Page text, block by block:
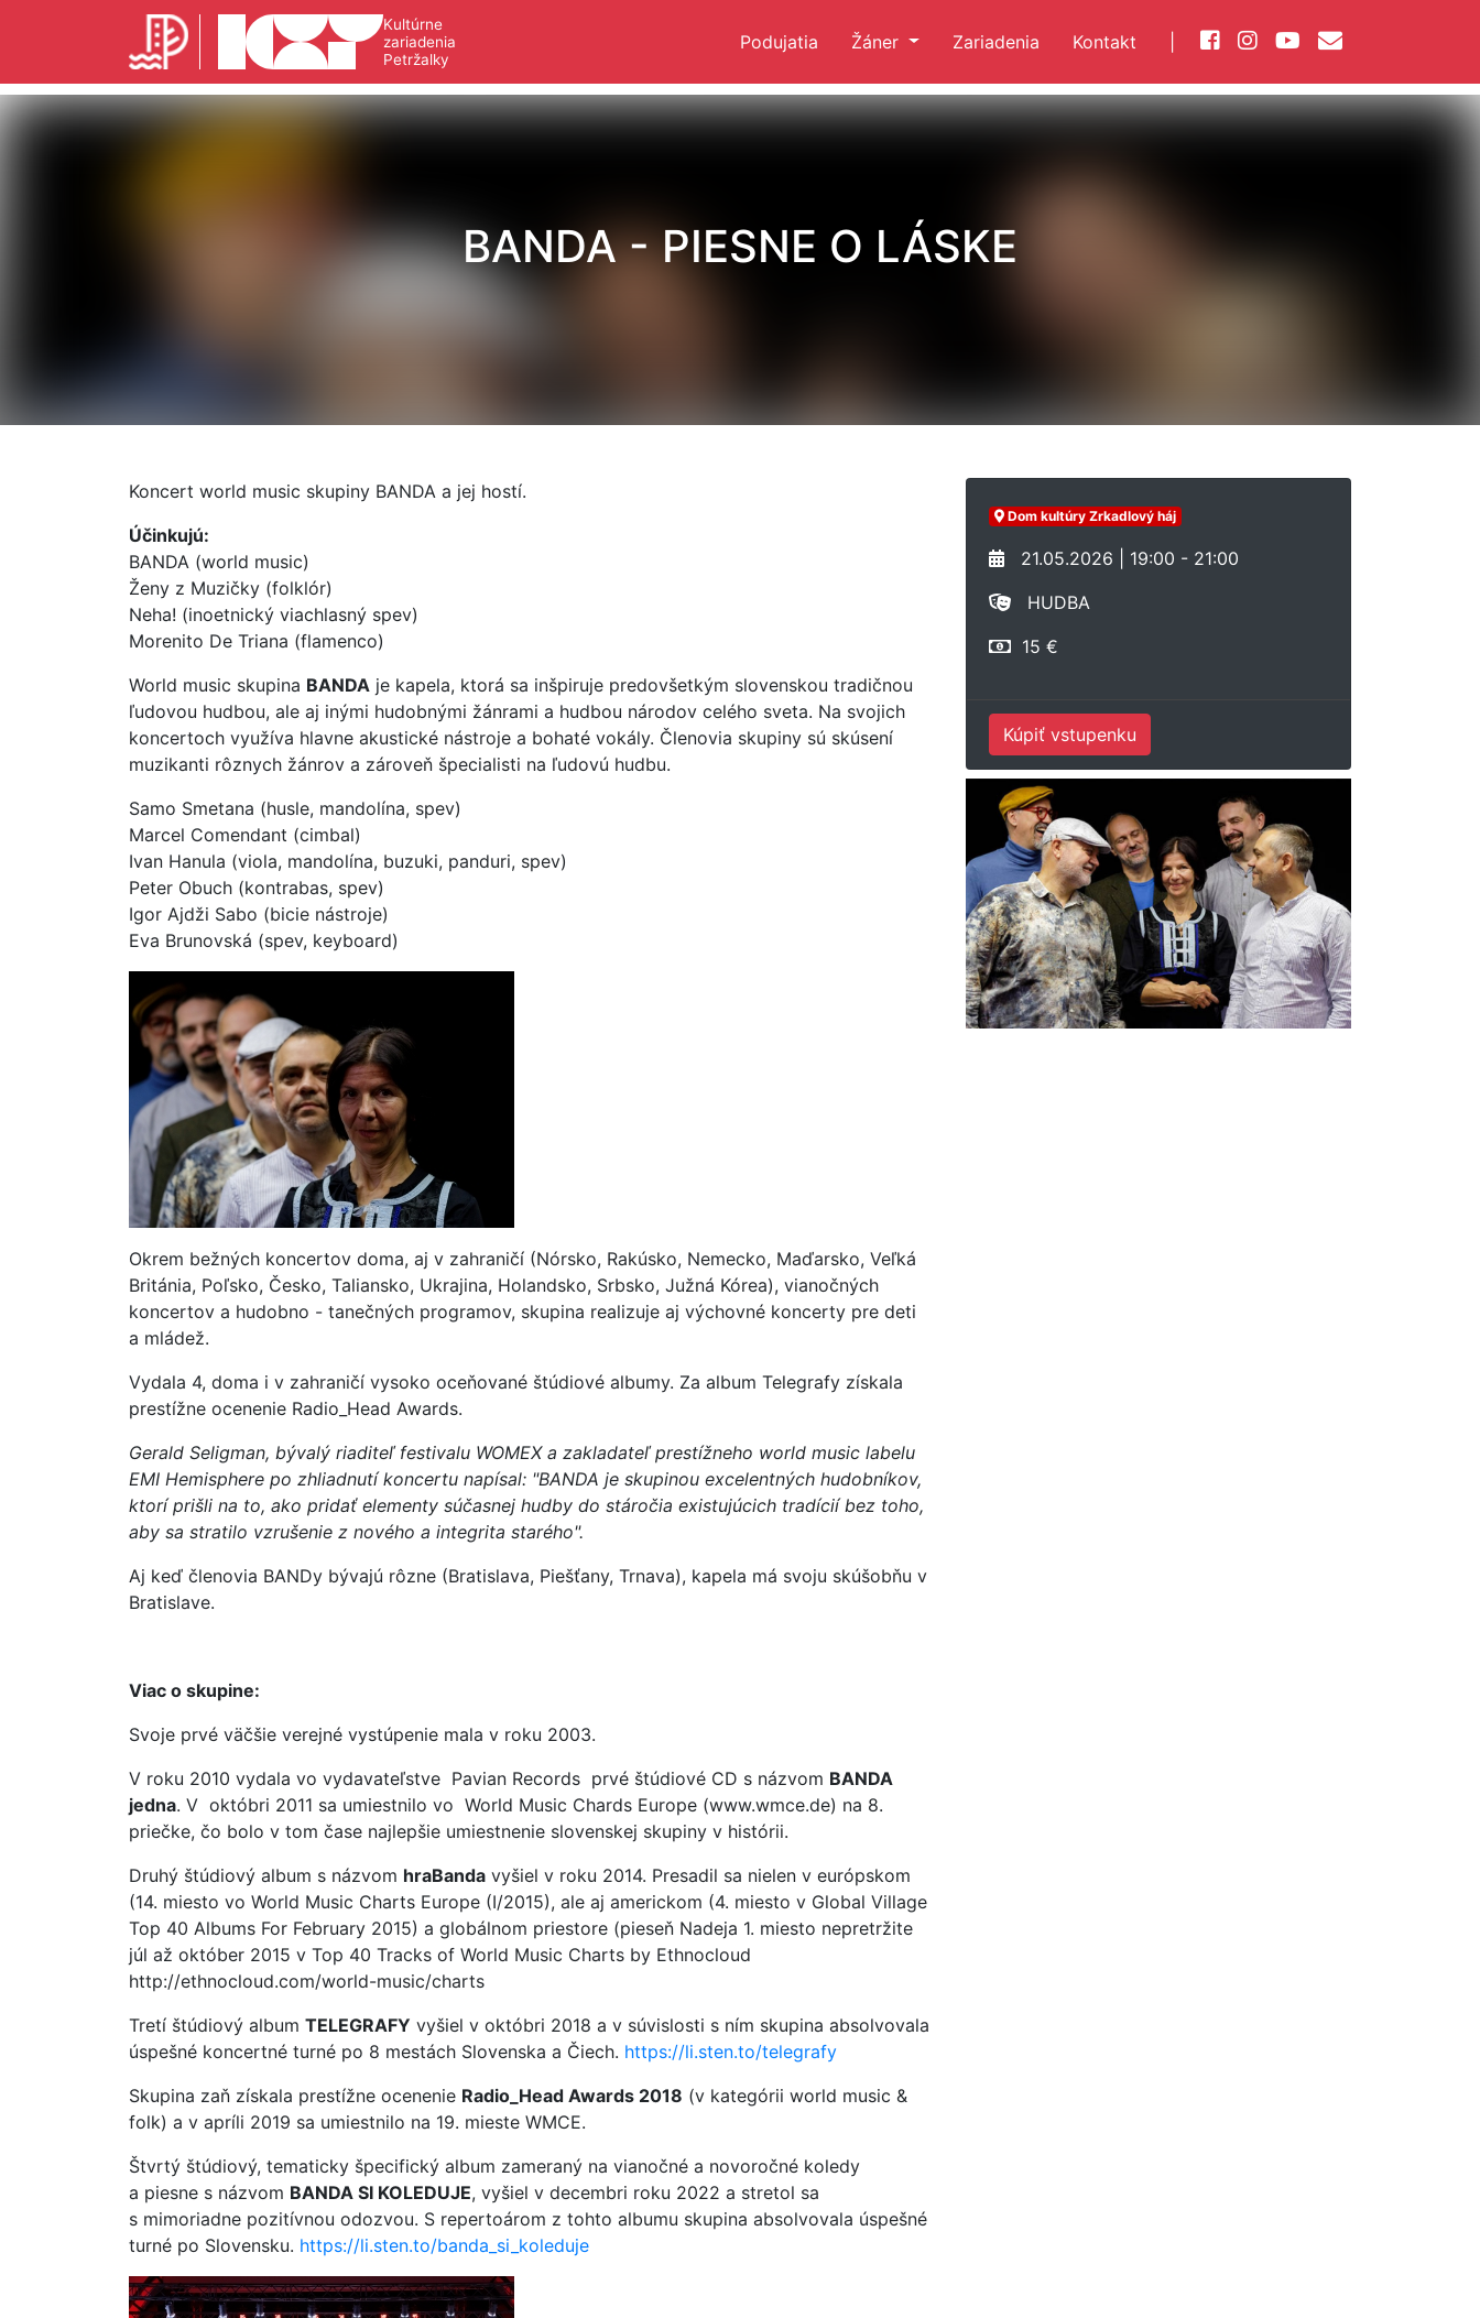
Kultúrne
zariadenia
Petržalky
Podujatia Žáner Zariadenia Kontakt
BANDA - PIESNE O LÁSKE
Koncert world music skupiny BANDA a jej hostí.
Účinkujú:
BANDA (world music)
Ženy z Muzičky (folklór)
Neha! (inoetnický viachlasný spev)
Morenito De Triana (flamenco)
World music skupina BANDA je kapela, ktorá sa inšpiruje predovšetkým slovenskou tradičnou
ľudovou hudbou, ale aj inými hudobnými žánrami a hudbou národov celého sveta. Na svojich
koncertoch využíva hlavne akustické nástroje a bohaté vokály. Členovia skupiny sú skúsení
muzikanti rôznych žánrov a zároveň špecialisti na ľudovú hudbu.
Samo Smetana (husle, mandolína, spev)
Marcel Comendant (cimbal)
Ivan Hanula (viola, mandolína, buzuki, panduri, spev)
Peter Obuch (kontrabas, spev)
Igor Ajdži Sabo (bicie nástroje)
Eva Brunovská (spev, keyboard)
Okrem bežných koncertov doma, aj v zahraničí (Nórsko, Rakúsko, Nemecko, Maďarsko, Veľká
Británia, Poľsko, Česko, Taliansko, Ukrajina, Holandsko, Srbsko, Južná Kórea), vianočných
koncertov a hudobno - tanečných programov, skupina realizuje aj výchovné koncerty pre deti
a mládež.
Vydala 4, doma i v zahraničí vysoko oceňované štúdiové albumy. Za album Telegrafy získala
prestížne ocenenie Radio_Head Awards.
Gerald Seligman, bývalý riaditeľ festivalu WOMEX a zakladateľ prestížneho world music labelu
EMI Hemisphere po zhliadnutí koncertu napísal: "BANDA je skupinou excelentných hudobníkov,
ktorí prišli na to, ako pridať elementy súčasnej hudby do stáročia existujúcich tradícií bez toho,
aby sa stratilo vzrušenie z nového a integrita starého".
Aj keď členovia BANDy bývajú rôzne (Bratislava, Piešťany, Trnava), kapela má svoju skúšobňu v
Bratislave.
Viac o skupine:
Svoje prvé väčšie verejné vystúpenie mala v roku 2003.
V roku 2010 vydala vo vydavateľstve Pavian Records prvé štúdiové CD s názvom BANDA
jedna. V októbri 2011 sa umiestnilo vo World Music Chards Europe (www.wmce.de) na 8.
priečke, čo bolo v tom čase najlepšie umiestnenie slovenskej skupiny v histórii.
Druhý štúdiový album s názvom hraBanda vyšiel v roku 2014. Presadil sa nielen v európskom
(14. miesto vo World Music Charts Europe (I/2015), ale aj americkom (4. miesto v Global Village
Top 40 Albums For February 2015) a globálnom priestore (pieseň Nadeja 1. miesto nepretržite
júl až október 2015 v Top 40 Tracks of World Music Charts by Ethnocloud
http://ethnocloud.com/world-music/charts
Tretí štúdiový album TELEGRAFY vyšiel v októbri 2018 a v súvislosti s ním skupina absolvovala
úspešné koncertné turné po 8 mestách Slovenska a Čiech. https://li.sten.to/telegrafy
Skupina zaň získala prestížne ocenenie Radio_Head Awards 2018 (v kategórii world music &
folk) a v apríli 2019 sa umiestnilo na 19. mieste WMCE.
Štvrtý štúdiový, tematicky špecifický album zameraný na vianočné a novoročné koledy
a piesne s názvom BANDA SI KOLEDUJE, vyšiel v decembri roku 2022 a stretol sa
s mimoriadne pozitívnou odozvou. S repertoárom z tohto albumu skupina absolvovala úspešné
turné po Slovensku. https://li.sten.to/banda_si_koleduje
Dom kultúry Zrkadlový háj
21.05.2026 | 19:00 - 21:00
HUDBA
15 €
Kúpiť vstupenku